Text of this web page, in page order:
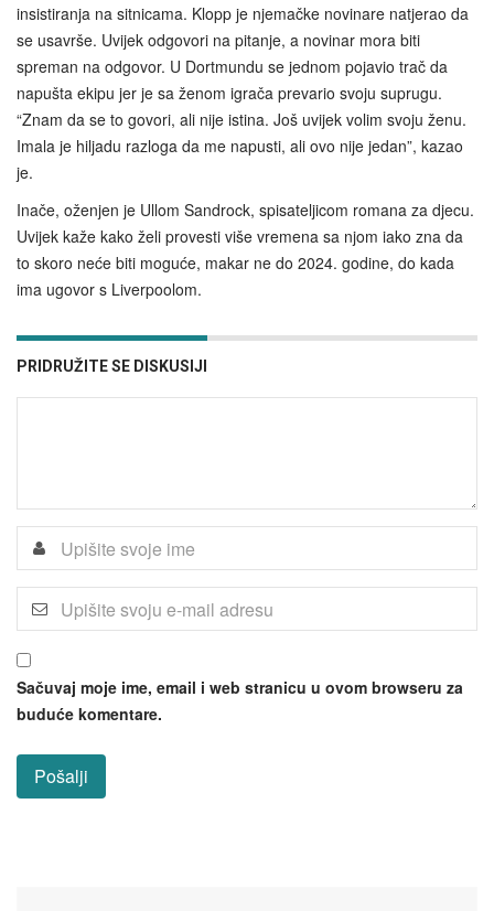
insistiranja na sitnicama. Klopp je njemačke novinare natjerao da
se usavrše. Uvijek odgovori na pitanje, a novinar mora biti
spreman na odgovor. U Dortmundu se jednom pojavio trač da
napušta ekipu jer je sa ženom igrača prevario svoju suprugu.
“Znam da se to govori, ali nije istina. Još uvijek volim svoju ženu.
Imala je hiljadu razloga da me napusti, ali ovo nije jedan”, kazao
je.
Inače, oženjen je Ullom Sandrock, spisateljicom romana za djecu.
Uvijek kaže kako želi provesti više vremena sa njom iako zna da
to skoro neće biti moguće, makar ne do 2024. godine, do kada
ima ugovor s Liverpoolom.
PRIDRUŽITE SE DISKUSIJI
Sačuvaj moje ime, email i web stranicu u ovom browseru za
buduće komentare.